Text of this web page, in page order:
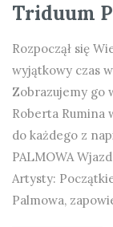
Triduum
Rozpoczął się
wyjątkowy czas
Zobrazujemy go
Roberta Rumina
do każdego z
PALMOWA
Artysty:
Palmowa,